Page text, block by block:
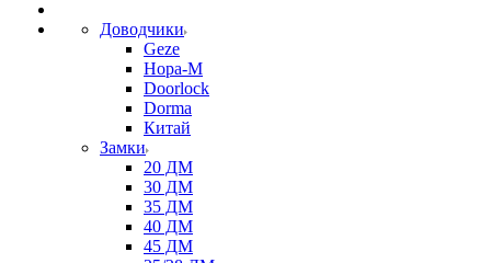
Доводчики
Geze
Нора-М
Doorlock
Dorma
Китай
Замки
20 ДМ
30 ДМ
35 ДМ
40 ДМ
45 ДМ